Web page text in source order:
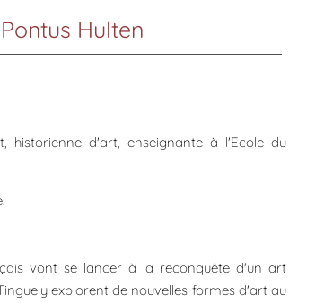
Hulten
historienne d'art, enseignante à l'Ecole du
vont se lancer à la reconquête d'un art
explorent de nouvelles formes d'art au